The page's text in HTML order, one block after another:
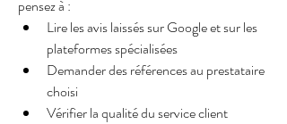
pensez à :
Lire les avis laissés sur Google et sur les
plateformes spécialisées
Demander des références au prestataire
choisi
Vérifier la qualité du service client